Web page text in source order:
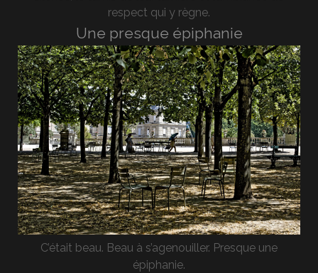
respect qui y règne.
Une presque épiphanie
C’était beau. Beau à s’agenouiller. Presque une
épiphanie.